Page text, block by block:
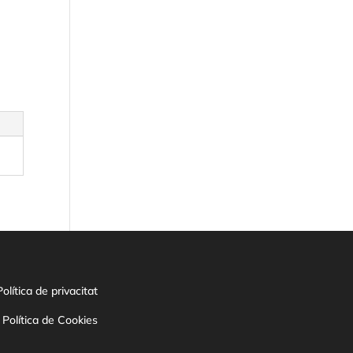
de privacitat
Política de Cookies